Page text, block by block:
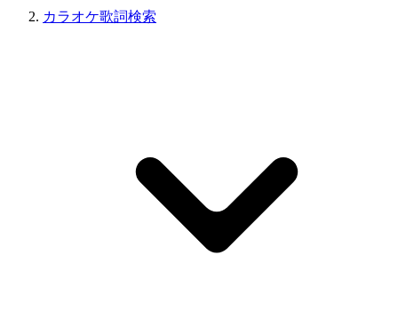
カラオケ歌詞検索